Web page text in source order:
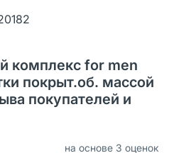
комплекс for men
покрыт.об. массой
покупателей и
на основе 3 оценок